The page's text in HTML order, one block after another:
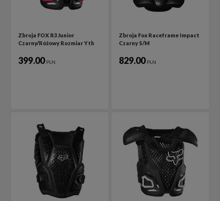
Zbroja FOX R3 Junior
Czarny/Różowy Rozmiar Yth
399.00 PLN
Zbroja Fox Raceframe Impact
Czarny S/M
829.00 PLN